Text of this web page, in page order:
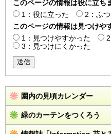
このページの情報は役に立ち
1：役に立った
2：ふつ
このページの情報は見つけや
1：見つけやすかった
3：見つけにくかった
送信
園内の見頃カレンダー
緑のカーテンをつくろう